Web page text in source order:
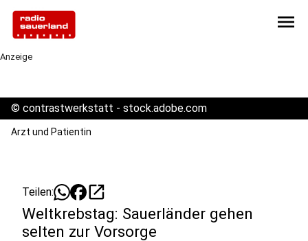
menu
Anzeige
© contrastwerkstatt - stock.adobe.com
Arzt und Patientin
Teilen: open_in_new
Weltkrebstag: Sauerländer gehen
selten zur Vorsorge